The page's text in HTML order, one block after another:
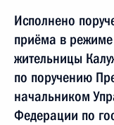
Исполнено
приёма в
жительницы
по поручению
начальником
Федерации по